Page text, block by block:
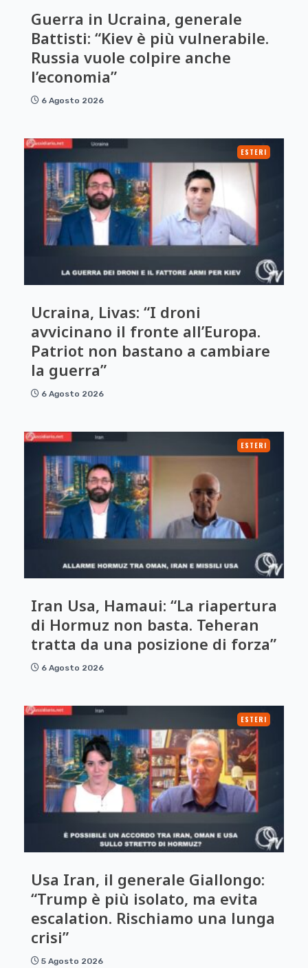
Guerra in Ucraina, generale
Battisti: “Kiev è più vulnerabile.
Russia vuole colpire anche
l’economia”
6 Agosto 2026
ESTERI
Ucraina, Livas: “I droni
avvicinano il fronte all’Europa.
Patriot non bastano a cambiare
la guerra”
6 Agosto 2026
ESTERI
Iran Usa, Hamaui: “La riapertura
di Hormuz non basta. Teheran
tratta da una posizione di forza”
6 Agosto 2026
ESTERI
Usa Iran, il generale Giallongo:
“Trump è più isolato, ma evita
escalation. Rischiamo una lunga
crisi”
5 Agosto 2026